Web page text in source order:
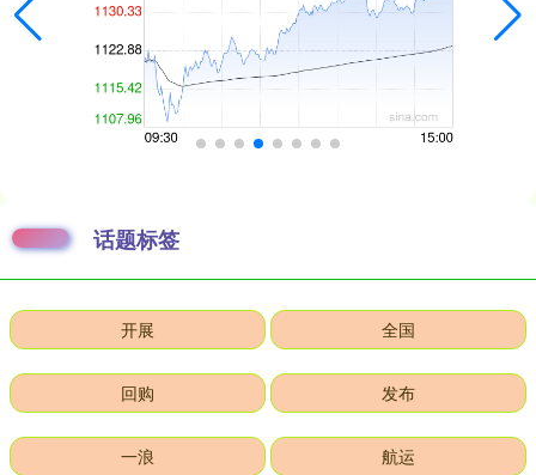
话题标签
开展 全国
回购 发布
一浪 航运